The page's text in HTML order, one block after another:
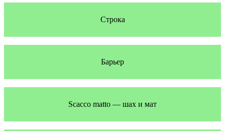
Строка
Барьер
Scacco matto — шах и мат